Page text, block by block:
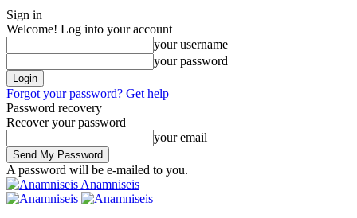
Sign in
Welcome! Log into your account
your username
your password
Forgot your password? Get help
Password recovery
Recover your password
your email
A password will be e-mailed to you.
Anamniseis